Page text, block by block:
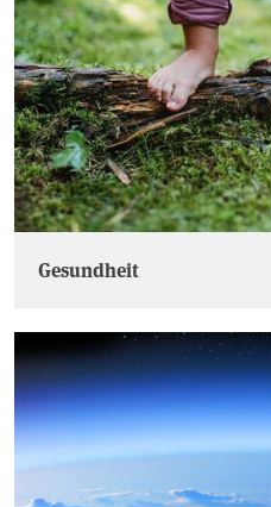
Gesundheit